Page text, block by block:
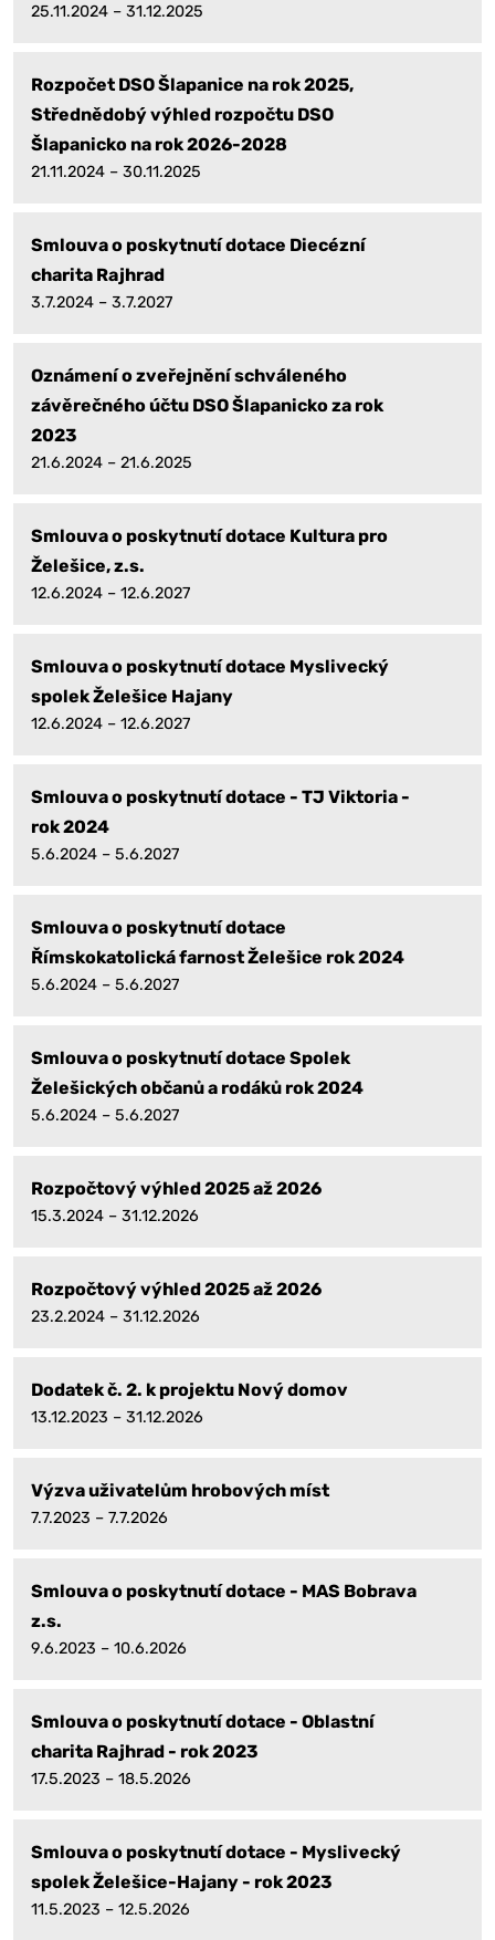
25.11.2024 – 31.12.2025
Rozpočet DSO Šlapanice na rok 2025,
Střednědobý výhled rozpočtu DSO
Šlapanicko na rok 2026-2028
21.11.2024 – 30.11.2025
Smlouva o poskytnutí dotace Diecézní
charita Rajhrad
3.7.2024 – 3.7.2027
Oznámení o zveřejnění schváleného
závěrečného účtu DSO Šlapanicko za rok
2023
21.6.2024 – 21.6.2025
Smlouva o poskytnutí dotace Kultura pro
Želešice, z.s.
12.6.2024 – 12.6.2027
Smlouva o poskytnutí dotace Myslivecký
spolek Želešice Hajany
12.6.2024 – 12.6.2027
Smlouva o poskytnutí dotace - TJ Viktoria -
rok 2024
5.6.2024 – 5.6.2027
Smlouva o poskytnutí dotace
Římskokatolická farnost Želešice rok 2024
5.6.2024 – 5.6.2027
Smlouva o poskytnutí dotace Spolek
Želešických občanů a rodáků rok 2024
5.6.2024 – 5.6.2027
Rozpočtový výhled 2025 až 2026
15.3.2024 – 31.12.2026
Rozpočtový výhled 2025 až 2026
23.2.2024 – 31.12.2026
Dodatek č. 2. k projektu Nový domov
13.12.2023 – 31.12.2026
Výzva uživatelům hrobových míst
7.7.2023 – 7.7.2026
Smlouva o poskytnutí dotace - MAS Bobrava
z.s.
9.6.2023 – 10.6.2026
Smlouva o poskytnutí dotace - Oblastní
charita Rajhrad - rok 2023
17.5.2023 – 18.5.2026
Smlouva o poskytnutí dotace - Myslivecký
spolek Želešice-Hajany - rok 2023
11.5.2023 – 12.5.2026